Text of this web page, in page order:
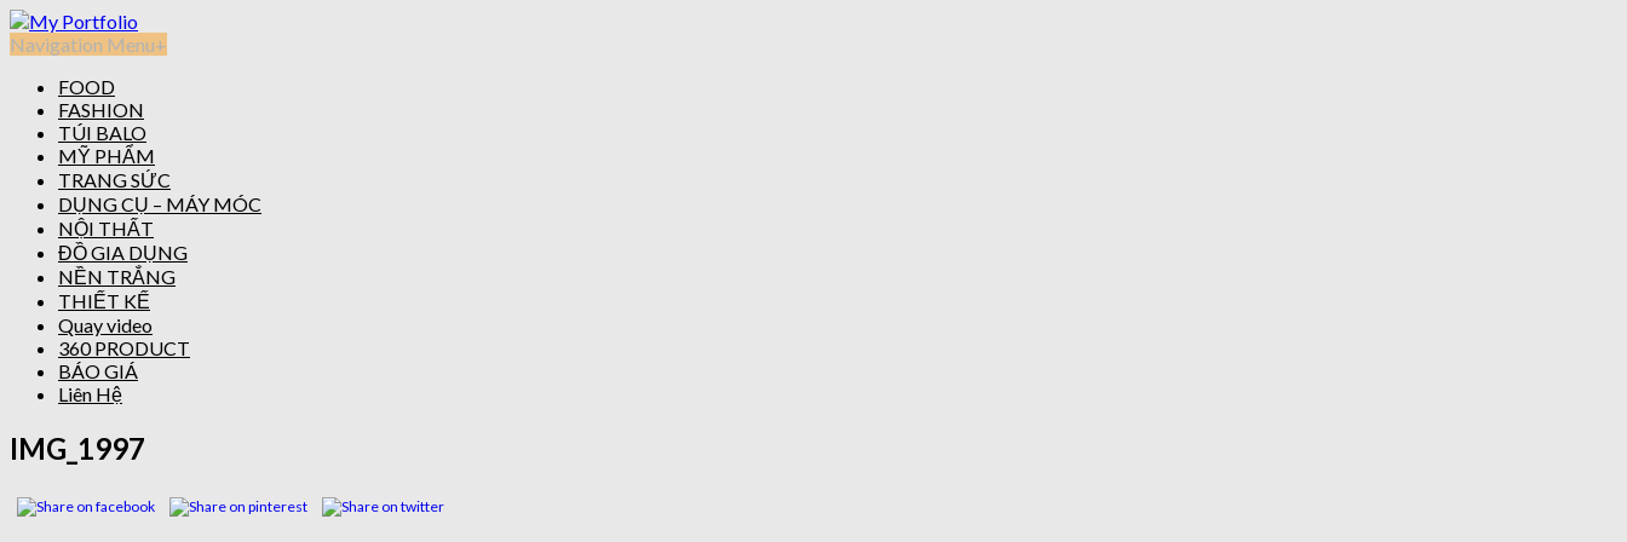
Navigation Menu+
FOOD
FASHION
TÚI BALO
MỸ PHẨM
TRANG SỨC
DỤNG CỤ – MÁY MÓC
NỘI THẤT
ĐỒ GIA DỤNG
NỀN TRẮNG
THIẾT KẾ
Quay video
360 PRODUCT
BÁO GIÁ
Liên Hệ
IMG_1997